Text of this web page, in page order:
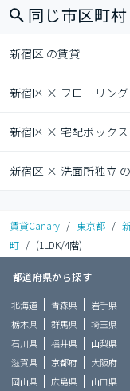
同じ市区町
新宿区 の賃貸
新宿区 × フローリング
新宿区 × 宅配ボックス
新宿区 × 洗面所独立
賃貸Canary / 東京都 /
町 / (1LDK/4階)
都道府県から探す
北海道 青森県 岩手県
栃木県
群馬県 埼玉県
石川県
福井県 山梨県
滋賀県
京都府 大阪府
岡山県
広島県 山口県